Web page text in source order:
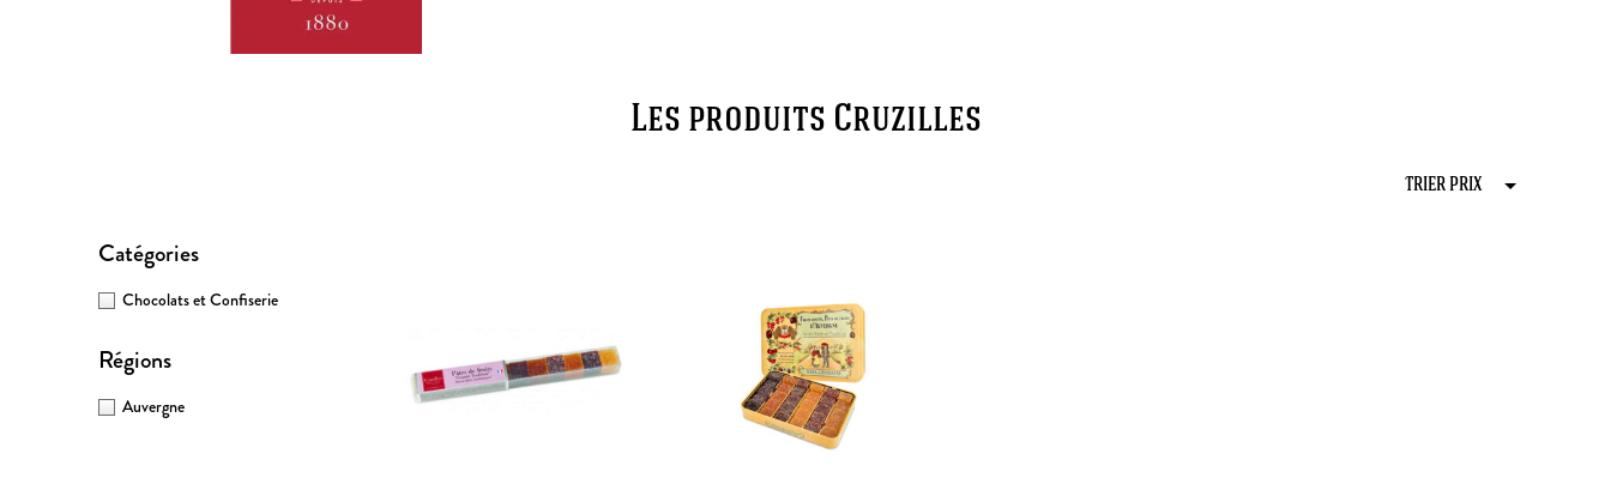
Les produits Cruzilles
Catégories
Chocolats et Confiserie
Régions
Auvergne